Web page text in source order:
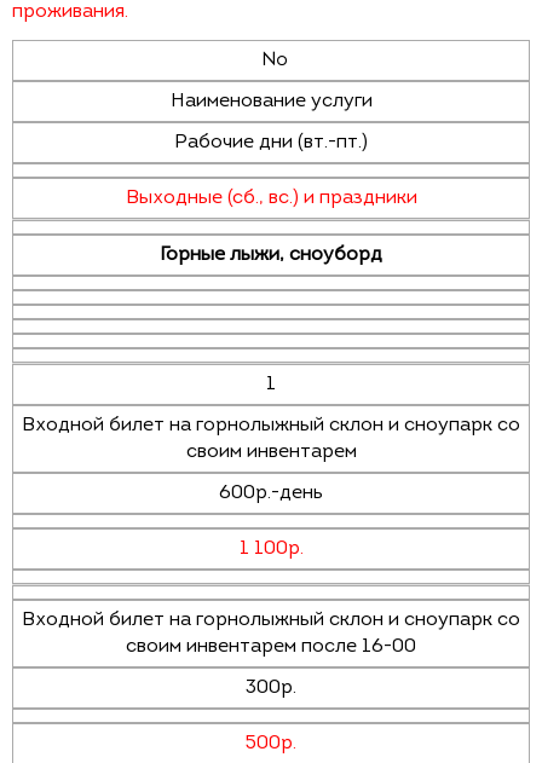
проживания.
№
Наименование услуги
Рабочие дни (вт.-пт.)
Выходные (сб., вс.) и праздники
Горные лыжи, сноуборд
1
Входной билет на горнолыжный склон и сноупарк со
своим инвентарем
600р.-день
1 100р.
Входной билет на горнолыжный склон и сноупарк со
своим инвентарем после 16-00
300р.
500р.